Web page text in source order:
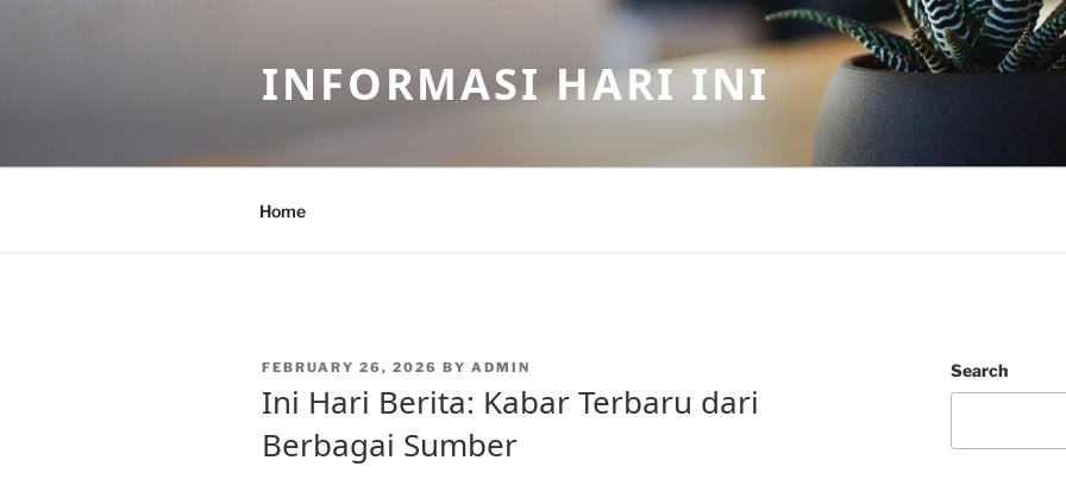
INFORMASI HARI INI
Home
POSTED
FEBRUARY 26, 2026 BY ADMIN
Ini Hari Berita: Kabar Terbaru dari
Berbagai Sumber
Search